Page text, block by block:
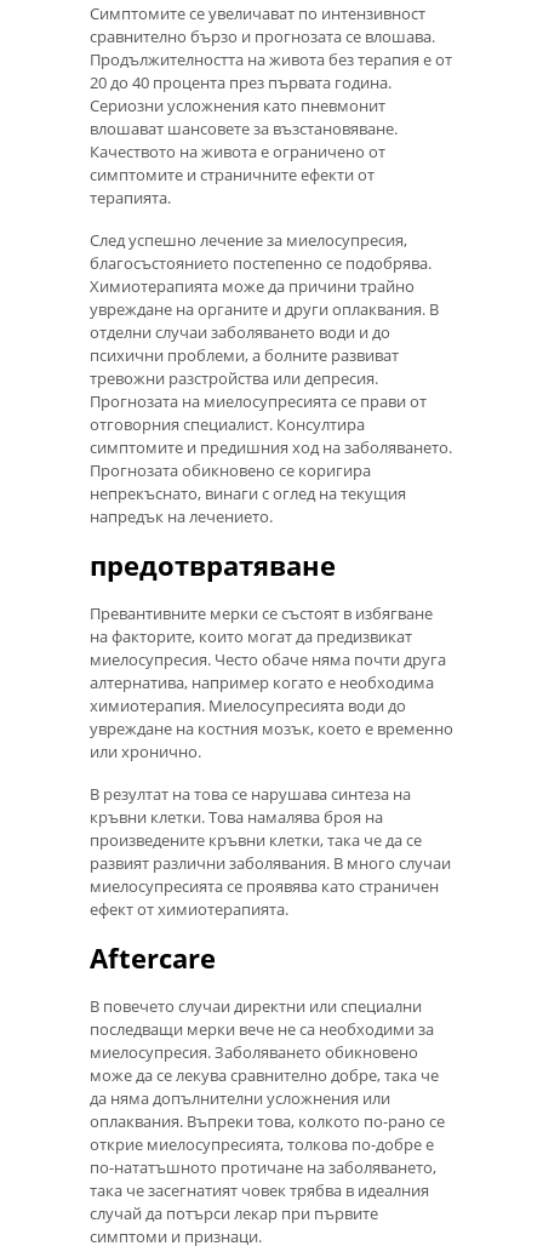
Симптомите се увеличават по интензивност
сравнително бързо и прогнозата се влошава.
Продължителността на живота без терапия е от
20 до 40 процента през първата година.
Сериозни усложнения като пневмонит
влошават шансовете за възстановяване.
Качеството на живота е ограничено от
симптомите и страничните ефекти от
терапията.
След успешно лечение за миелосупресия,
благосъстоянието постепенно се подобрява.
Химиотерапията може да причини трайно
увреждане на органите и други оплаквания. В
отделни случаи заболяването води и до
психични проблеми, а болните развиват
тревожни разстройства или депресия.
Прогнозата на миелосупресията се прави от
отговорния специалист. Консултира
симптомите и предишния ход на заболяването.
Прогнозата обикновено се коригира
непрекъснато, винаги с оглед на текущия
напредък на лечението.
предотвратяване
Превантивните мерки се състоят в избягване
на факторите, които могат да предизвикат
миелосупресия. Често обаче няма почти друга
алтернатива, например когато е необходима
химиотерапия. Миелосупресията води до
увреждане на костния мозък, което е временно
или хронично.
В резултат на това се нарушава синтеза на
кръвни клетки. Това намалява броя на
произведените кръвни клетки, така че да се
развият различни заболявания. В много случаи
миелосупресията се проявява като страничен
ефект от химиотерапията.
Aftercare
В повечето случаи директни или специални
последващи мерки вече не са необходими за
миелосупресия. Заболяването обикновено
може да се лекува сравнително добре, така че
да няма допълнителни усложнения или
оплаквания. Въпреки това, колкото по-рано се
открие миелосупресията, толкова по-добре е
по-нататъшното протичане на заболяването,
така че засегнатият човек трябва в идеалния
случай да потърси лекар при първите
симптоми и признаци.